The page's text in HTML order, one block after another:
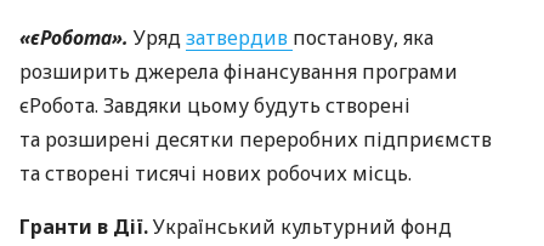
«єРобота». Урядзатвердив постанову, яка
розширить джерела фінансування програми
єРобота. Завдяки цьому будуть створені
та розширені десятки переробних підприємств
та створені тисячі нових робочих місць.
Гранти в Дії.Український культурний фонд